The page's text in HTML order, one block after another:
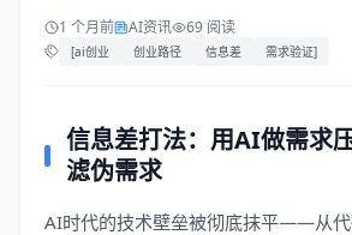
1 个月前 AI资讯 69 阅读
[ai创业 创业路径 信息差 需求验证]
信息差打法：用AI做需求
滤伪需求
AI时代的技术壁垒被彻底抹平——从